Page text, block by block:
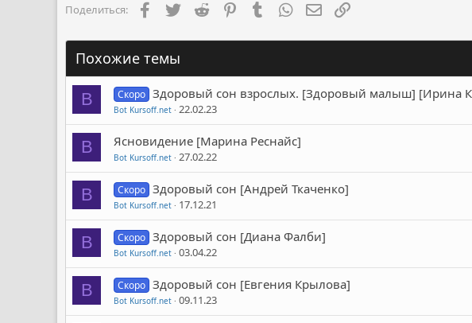
Поделиться: FacebookTwitter Reddit PinterestTumblr WhatsAppЭлектронная почта
Похожие темы
B Скоро Здоровый сон взрослых. [Здоровый малыш] [Ирина
Bot Kursoff.net 22.02.23
B Ясновидение [Марина Реснайс]
Bot Kursoff.net 27.02.22
B Скоро Здоровый сон [Андрей Ткаченко]
Bot Kursoff.net 17.12.21
B Скоро Здоровый сон [Диана Фалби]
Bot Kursoff.net 03.04.22
B Скоро Здоровый сон [Евгения Крылова]
Bot Kursoff.net 09.11.23